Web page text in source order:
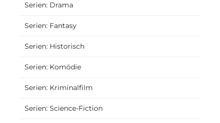
Serien: Drama
Serien: Fantasy
Serien: Historisch
Serien: Komödie
Serien: Kriminalfilm
Serien: Science-Fiction